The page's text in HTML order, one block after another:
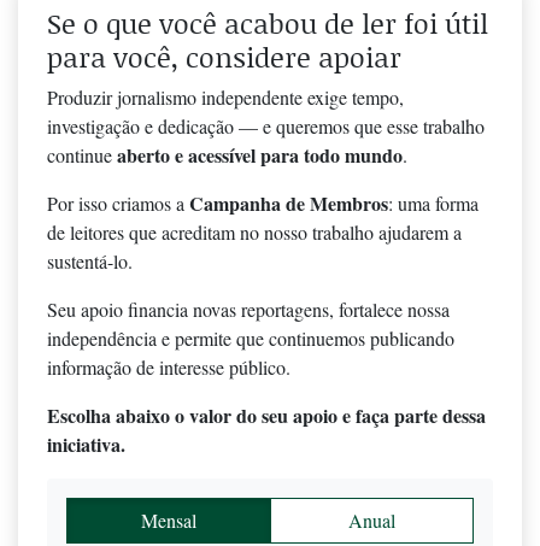
Se o que você acabou de ler foi útil
para você, considere apoiar
Produzir jornalismo independente exige tempo,
investigação e dedicação — e queremos que esse trabalho
continueaberto e acessível para todo mundo.
Por isso criamos a Campanha de Membros: uma forma
de leitores que acreditam no nosso trabalho ajudarem a
sustentá-lo.
Seu apoio financia novas reportagens, fortalece nossa
independência e permite que continuemos publicando
informação de interesse público.
Escolha abaixo o valor do seu apoio e faça parte dessa
iniciativa.
Mensal Anual